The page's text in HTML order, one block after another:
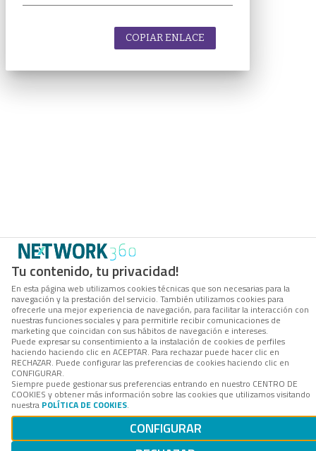
Tu contenido, tu privacidad!
En esta página web utilizamos cookies técnicas que son necesarias para la
navegación y la prestación del servicio. También utilizamos cookies para
ofrecerle una mejor experiencia de navegación, para facilitar la interacción con
nuestras funciones sociales y para permitirle recibir comunicaciones de
marketing que coincidan con sus hábitos de navegación e intereses.
Puede expresar su consentimiento a la instalación de cookies de perfiles
haciendo haciendo clic en ACEPTAR. Para rechazar puede hacer clic en
RECHAZAR. Puede configurar las preferencias de cookies haciendo clic en
CONFIGURAR.
Siempre puede gestionar sus preferencias entrando en nuestro CENTRO DE
COOKIES y obtener más información sobre las cookies que utilizamos visitando
nuestra POLÍTICA DE COOKIES.
CONFIGURAR
COPIAR ENLACE